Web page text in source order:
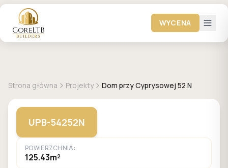
WYCENA
Strona główna Projekty Dom przy Cyprysowej 52 N
UPB-54252N
POWIERZCHNIA:
125.43m²